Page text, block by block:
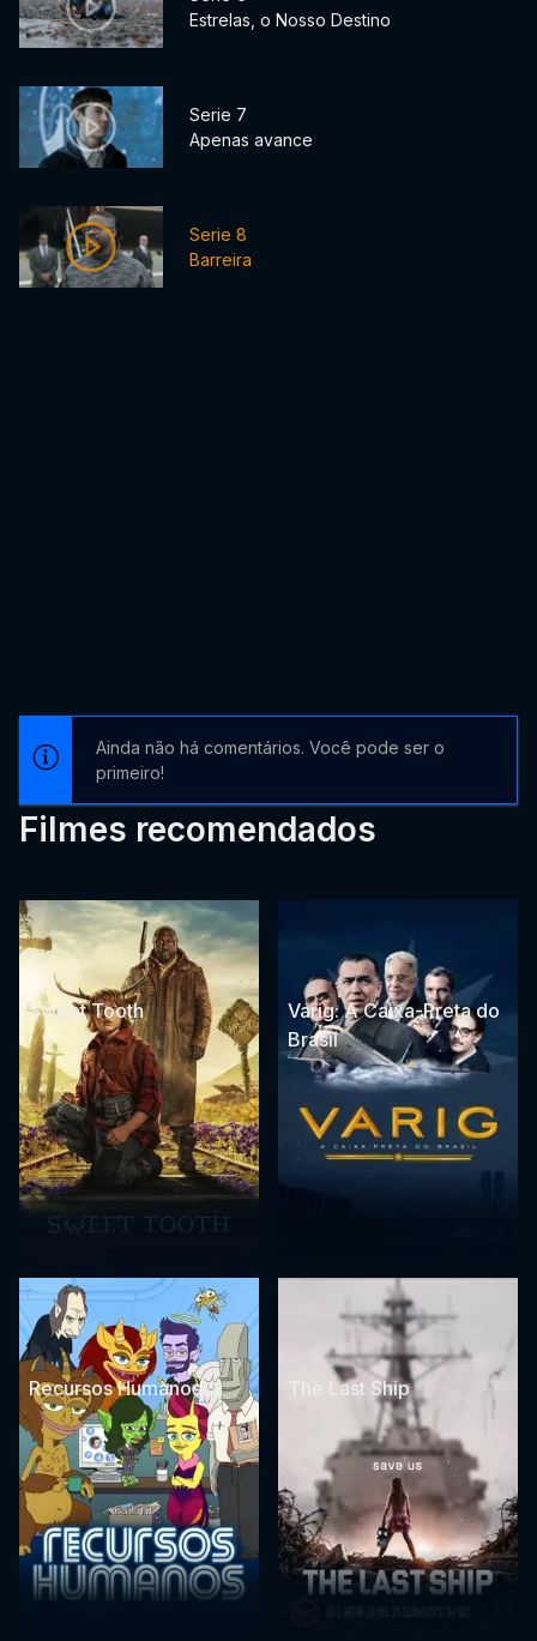
Estrelas, o Nosso Destino
Serie 7
Apenas avance
Serie 8
Barreira
Ainda não há comentários. Você pode ser o
primeiro!
Filmes recomendados
Sweet Tooth
Varig: A Caixa-Preta do
Brasil
Recursos Humanos The Last Ship